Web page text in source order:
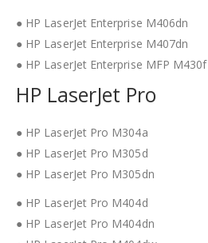
● HP LaserJet Enterprise M406dn
● HP LaserJet Enterprise M407dn
● HP LaserJet Enterprise MFP M430f
HP LaserJet Pro
● HP LaserJet Pro M304a
● HP LaserJet Pro M305d
● HP LaserJet Pro M305dn
● HP LaserJet Pro M404d
● HP LaserJet Pro M404dn